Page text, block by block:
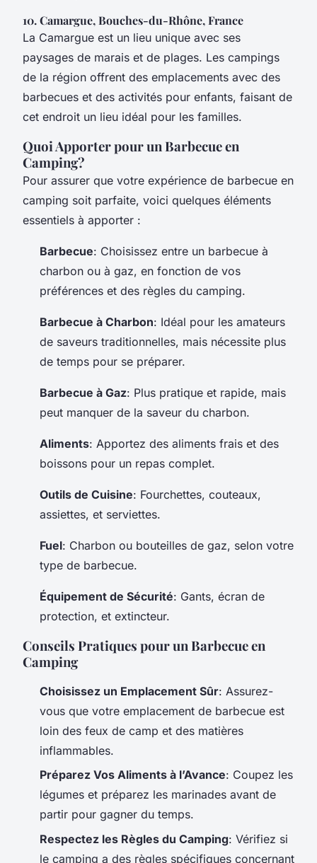
10. Camargue, Bouches-du-Rhône, France
La Camargue est un lieu unique avec ses
paysages de marais et de plages. Les campings
de la région offrent des emplacements avec des
barbecues et des activités pour enfants, faisant de
cet endroit un lieu idéal pour les familles.
Quoi Apporter pour un Barbecue en
Camping?
Pour assurer que votre expérience de barbecue en
camping soit parfaite, voici quelques éléments
essentiels à apporter :
Barbecue: Choisissez entre un barbecue à
charbon ou à gaz, en fonction de vos
préférences et des règles du camping.
Barbecue à Charbon: Idéal pour les amateurs
de saveurs traditionnelles, mais nécessite plus
de temps pour se préparer.
Barbecue à Gaz: Plus pratique et rapide, mais
peut manquer de la saveur du charbon.
Aliments: Apportez des aliments frais et des
boissons pour un repas complet.
Outils de Cuisine: Fourchettes, couteaux,
assiettes, et serviettes.
Fuel: Charbon ou bouteilles de gaz, selon votre
type de barbecue.
Équipement de Sécurité: Gants, écran de
protection, et extincteur.
Conseils Pratiques pour un Barbecue en
Camping
Choisissez un Emplacement Sûr: Assurez-
vous que votre emplacement de barbecue est
loin des feux de camp et des matières
inflammables.
Préparez Vos Aliments à l’Avance: Coupez les
légumes et préparez les marinades avant de
partir pour gagner du temps.
Respectez les Règles du Camping: Vérifiez si
le camping a des règles spécifiques concernant